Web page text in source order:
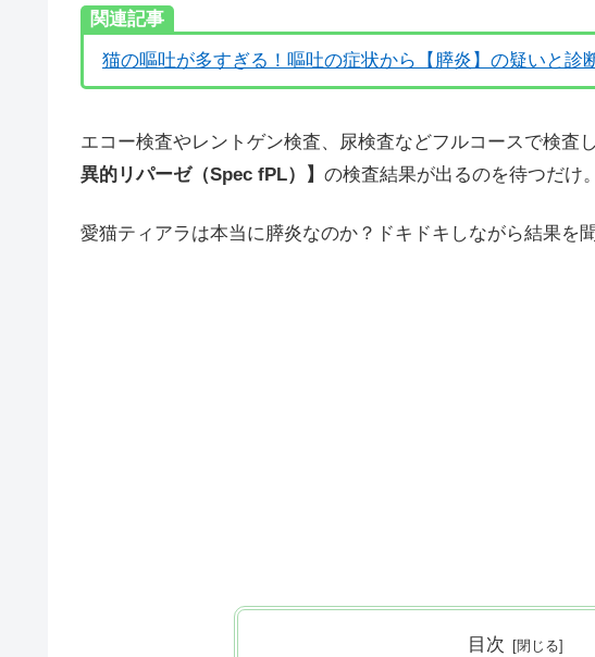
関連記事
猫の嘔吐が多すぎる！嘔吐の症状から【膵炎】の疑いと診
エコー検査やレントゲン検査、尿検査などフルコースで検査
異的リパーゼ（Spec fPL）】 の検査結果が出るのを待つだけ。
愛猫ティアラは本当に膵炎なのか？ドキドキしながら結果を
目次